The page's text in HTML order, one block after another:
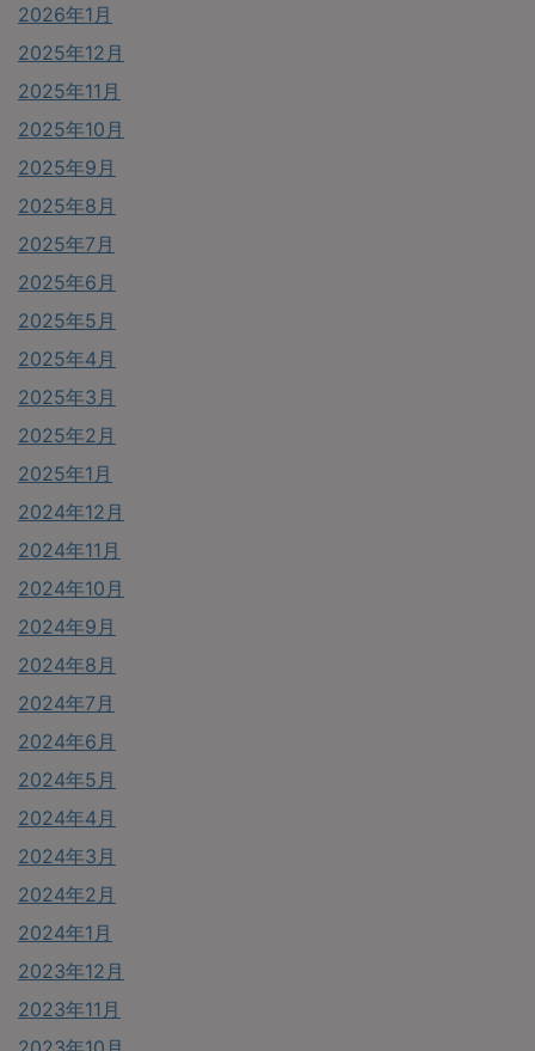
2026年1月
2025年12月
2025年11月
2025年10月
2025年9月
2025年8月
2025年7月
2025年6月
2025年5月
2025年4月
2025年3月
2025年2月
2025年1月
2024年12月
2024年11月
2024年10月
2024年9月
2024年8月
2024年7月
2024年6月
2024年5月
2024年4月
2024年3月
2024年2月
2024年1月
2023年12月
2023年11月